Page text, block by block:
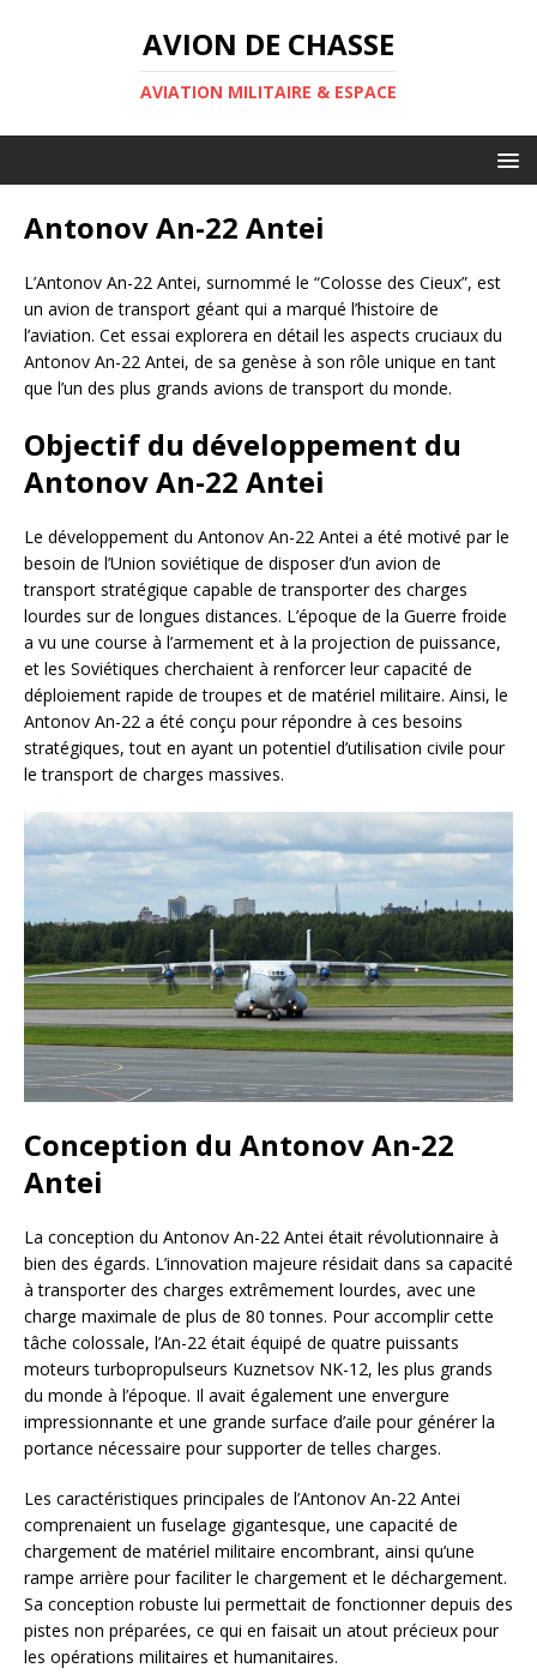
AVION DE CHASSE
AVIATION MILITAIRE & ESPACE
Antonov An-22 Antei
L’Antonov An-22 Antei, surnommé le “Colosse des Cieux”, est
un avion de transport géant qui a marqué l’histoire de
l’aviation. Cet essai explorera en détail les aspects cruciaux du
Antonov An-22 Antei, de sa genèse à son rôle unique en tant
que l’un des plus grands avions de transport du monde.
Objectif du développement du
Antonov An-22 Antei
Le développement du Antonov An-22 Antei a été motivé par le
besoin de l’Union soviétique de disposer d’un avion de
transport stratégique capable de transporter des charges
lourdes sur de longues distances. L’époque de la Guerre froide
a vu une course à l’armement et à la projection de puissance,
et les Soviétiques cherchaient à renforcer leur capacité de
déploiement rapide de troupes et de matériel militaire. Ainsi, le
Antonov An-22 a été conçu pour répondre à ces besoins
stratégiques, tout en ayant un potentiel d’utilisation civile pour
le transport de charges massives.
Conception du Antonov An-22
Antei
La conception du Antonov An-22 Antei était révolutionnaire à
bien des égards. L’innovation majeure résidait dans sa capacité
à transporter des charges extrêmement lourdes, avec une
charge maximale de plus de 80 tonnes. Pour accomplir cette
tâche colossale, l’An-22 était équipé de quatre puissants
moteurs turbopropulseurs Kuznetsov NK-12, les plus grands
du monde à l’époque. Il avait également une envergure
impressionnante et une grande surface d’aile pour générer la
portance nécessaire pour supporter de telles charges.
Les caractéristiques principales de l’Antonov An-22 Antei
comprenaient un fuselage gigantesque, une capacité de
chargement de matériel militaire encombrant, ainsi qu’une
rampe arrière pour faciliter le chargement et le déchargement.
Sa conception robuste lui permettait de fonctionner depuis des
pistes non préparées, ce qui en faisait un atout précieux pour
les opérations militaires et humanitaires.